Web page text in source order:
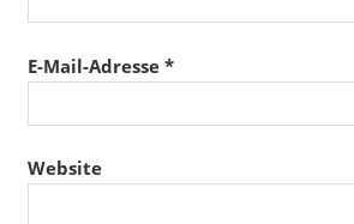
E-Mail-Adresse *
Website